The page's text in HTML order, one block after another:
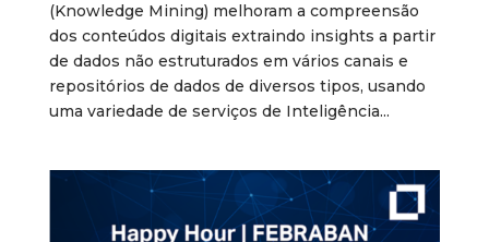
(Knowledge Mining) melhoram a compreensão
dos conteúdos digitais extraindo insights a partir
de dados não estruturados em vários canais e
repositórios de dados de diversos tipos, usando
uma variedade de serviços de Inteligência...